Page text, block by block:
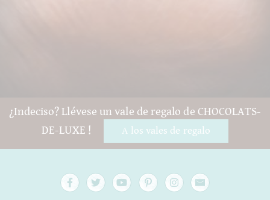
¿Indeciso? Llévese un vale de regalo de CHOCOLATS-
DE-LUXE !
A los vales de regalo